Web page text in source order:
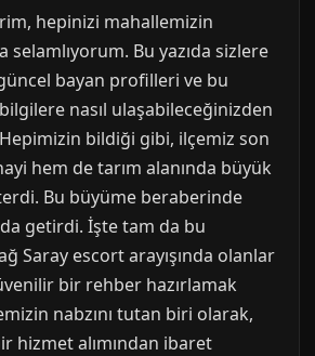
hepinizi mahallemizin
selamlıyorum. Bu yazıda sizlere
bayan profilleri ve bu
nasıl ulaşabileceğinizden
bildiği gibi, ilçemiz son
hem de tarım alanında büyük
Bu büyüme beraberinde
getirdi. İşte tam da bu
Saray escort arayışında olanlar
bir rehber hazırlamak
nabzını tutan biri olarak,
hizmet alımından ibaret